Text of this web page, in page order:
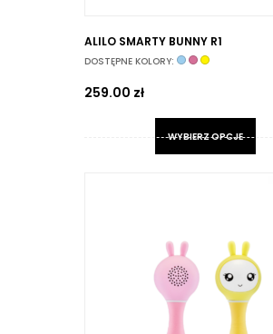
ALILO SMARTY BUNNY R1
DOSTĘPNE KOLORY:
259.00 zł
WYBIERZ OPCJE
wariantów.
Opcje
można
wybrać